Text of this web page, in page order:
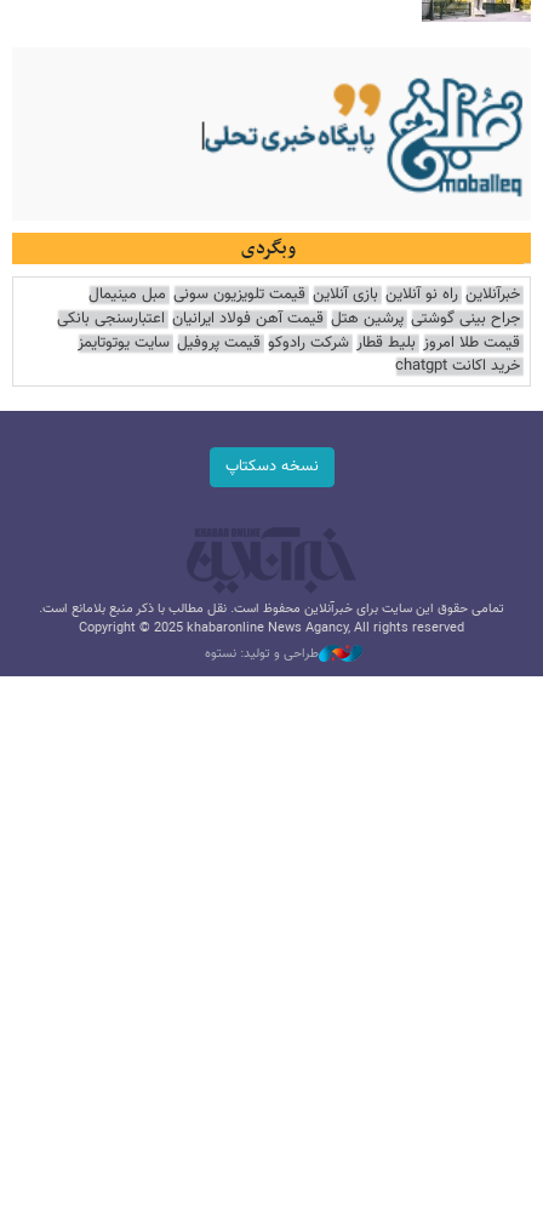
وبگردی
خبرآنلاین راه نو آنلاین بازی آنلاین قیمت تلویزیون سونی مبل مینیمال
جراح بینی گوشتی پرشین هتل قیمت آهن فولاد ایرانیان اعتبارسنجی بانکی
قیمت طلا امروز بلیط قطار شرکت رادوکو قیمت پروفیل سایت یوتوتایمز
خرید اکانت chatgpt
نسخه دسکتاپ
تمامی حقوق این سایت برای خبرآنلاین محفوظ است. نقل مطالب با ذکر منبع بلامانع است.
Copyright © 2025 khabaronline News Agancy, All rights reserved
طراحی و تولید: نستوه